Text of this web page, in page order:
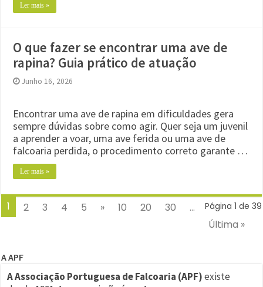
Ler mais »
O que fazer se encontrar uma ave de
rapina? Guia prático de atuação
Junho 16, 2026
Encontrar uma ave de rapina em dificuldades gera
sempre dúvidas sobre como agir. Quer seja um juvenil
a aprender a voar, uma ave ferida ou uma ave de
falcoaria perdida, o procedimento correto garante …
Ler mais »
Página 1 de 39
1 2 3 4 5 » 10 20 30
...
Última »
A APF
A Associação Portuguesa de Falcoaria (APF)existe